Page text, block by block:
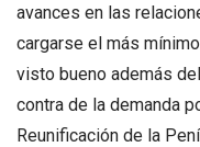
avances en las
cargarse el más
visto bueno además
contra de la demanda
Reunificación de la